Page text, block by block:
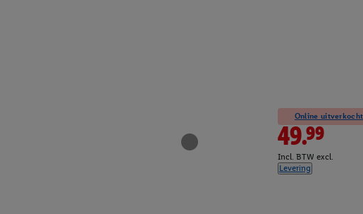
Online
49.99
Incl. BTW excl.
Levering